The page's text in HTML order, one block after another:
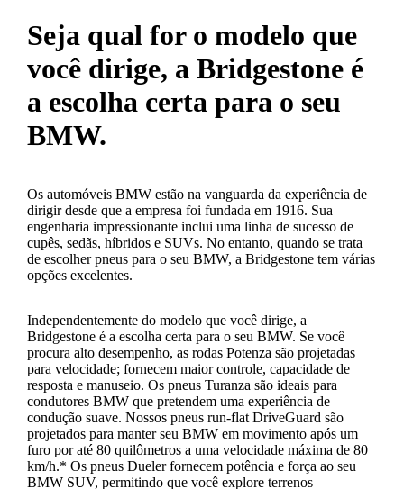
Seja qual for o modelo que
você dirige, a Bridgestone é
a escolha certa para o seu
BMW.
Os automóveis BMW estão na vanguarda da experiência de
dirigir desde que a empresa foi fundada em 1916. Sua
engenharia impressionante inclui uma linha de sucesso de
cupês, sedãs, híbridos e SUVs. No entanto, quando se trata
de escolher pneus para o seu BMW, a Bridgestone tem várias
opções excelentes.
Independentemente do modelo que você dirige, a
Bridgestone é a escolha certa para o seu BMW. Se você
procura alto desempenho, as rodas Potenza são projetadas
para velocidade; fornecem maior controle, capacidade de
resposta e manuseio. Os pneus Turanza são ideais para
condutores BMW que pretendem uma experiência de
condução suave. Nossos pneus run-flat DriveGuard são
projetados para manter seu BMW em movimento após um
furo por até 80 quilômetros a uma velocidade máxima de 80
km/h.* Os pneus Dueler fornecem potência e força ao seu
BMW SUV, permitindo que você explore terrenos